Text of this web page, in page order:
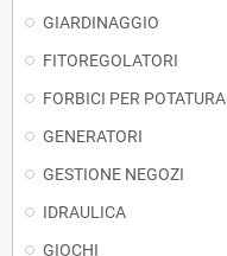
GIARDINAGGIO
FITOREGOLATORI
FORBICI PER POTATURA
GENERATORI
GESTIONE NEGOZI
IDRAULICA
GIOCHI